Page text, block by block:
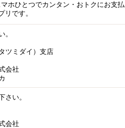
ホひとつでカンタン・おトクにお支払
リです。
。
ツミダイ）支店
会社
さい。
会社